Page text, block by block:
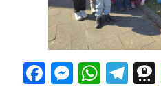
Facebook